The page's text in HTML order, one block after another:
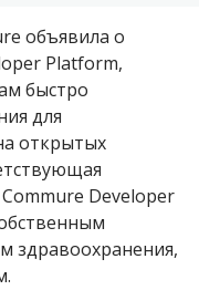
объявила о
Platform,
быстро
для
открытых
Developer
здравоохранения,